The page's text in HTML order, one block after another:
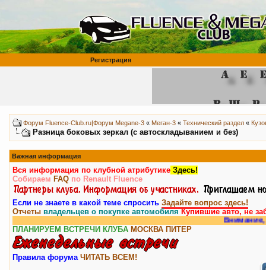
Регистрация
Форум Fluence-Club.ru|Форум Megane-3 « Меган-3 « Технический раздел «
Разница боковых зеркал (с автоскладыванием и без)
Важная информация
Вся информация по клубной атрибутике Здесь!
Собираем FAQ по Renault Fluence
Если не знаете в какой теме спросить Задайте вопрос здесь!
Отчеты владельцев о покупке автомобиляКупившие авто, не
Внимание, у
ПЛАНИРУЕМ ВСТРЕЧИ КЛУБА МОСКВА ПИТЕР
Правила форума ЧИТАТЬ ВСЕМ!